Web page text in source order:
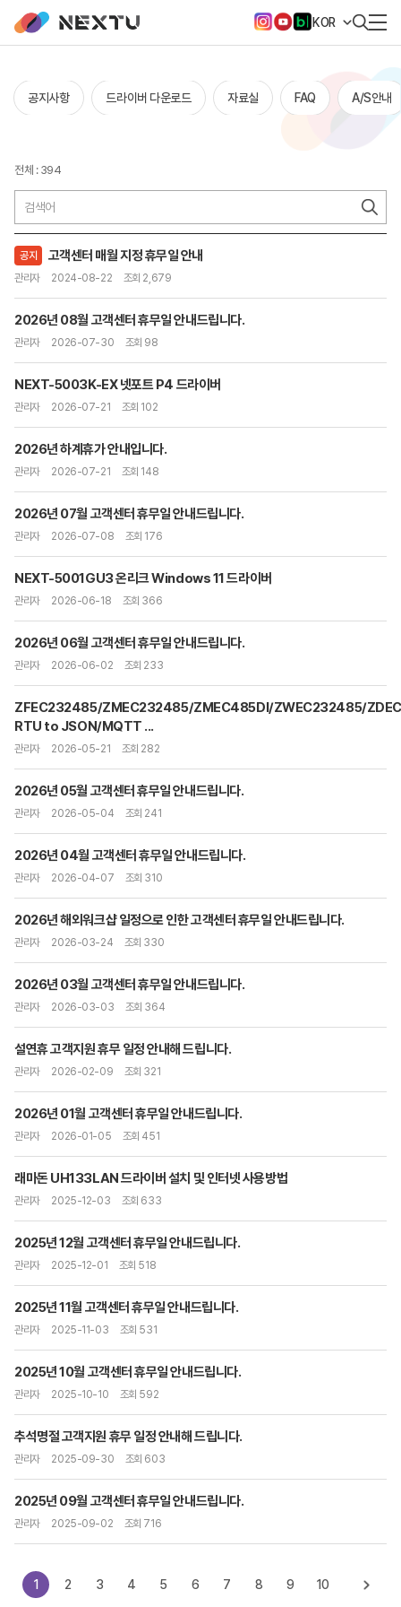
KOR
공지사항 드라이버 다운로드 자료실 FAQ A/S안내
전체 : 394
공지 고객센터 매월 지정 휴무일 안내
관리자 2024-08-22 조회 2,679
2026년 08월 고객센터 휴무일 안내드립니다.
관리자 2026-07-30 조회 98
NEXT-5003K-EX 넷포트 P4 드라이버
관리자 2026-07-21 조회 102
2026년 하계휴가 안내입니다.
관리자 2026-07-21 조회 148
2026년 07월 고객센터 휴무일 안내드립니다.
관리자 2026-07-08 조회 176
NEXT-5001GU3 온리크 Windows 11 드라이버
관리자 2026-06-18 조회 366
2026년 06월 고객센터 휴무일 안내드립니다.
관리자 2026-06-02 조회 233
ZFEC232485/ZMEC232485/ZMEC485DI/ZWEC232485/
RTU to JSON/MQTT ...
관리자 2026-05-21 조회 282
2026년 05월 고객센터 휴무일 안내드립니다.
관리자 2026-05-04 조회 241
2026년 04월 고객센터 휴무일 안내드립니다.
관리자 2026-04-07 조회 310
2026년 해외워크샵 일정으로 인한 고객센터 휴무일 안내드립니다.
관리자 2026-03-24 조회 330
2026년 03월 고객센터 휴무일 안내드립니다.
관리자 2026-03-03 조회 364
설연휴 고객지원 휴무 일정 안내해 드립니다.
관리자 2026-02-09 조회 321
2026년 01월 고객센터 휴무일 안내드립니다.
관리자 2026-01-05 조회 451
래마돈 UH133LAN 드라이버 설치 및 인터넷 사용방법
관리자 2025-12-03 조회 633
2025년 12월 고객센터 휴무일 안내드립니다.
관리자 2025-12-01 조회 518
2025년 11월 고객센터 휴무일 안내드립니다.
관리자 2025-11-03 조회 531
2025년 10월 고객센터 휴무일 안내드립니다.
관리자 2025-10-10 조회 592
추석명절 고객지원 휴무 일정 안내해 드립니다.
관리자 2025-09-30 조회 603
2025년 09월 고객센터 휴무일 안내드립니다.
관리자 2025-09-02 조회 716
1 2 3 4 5 6 7 8 9 10